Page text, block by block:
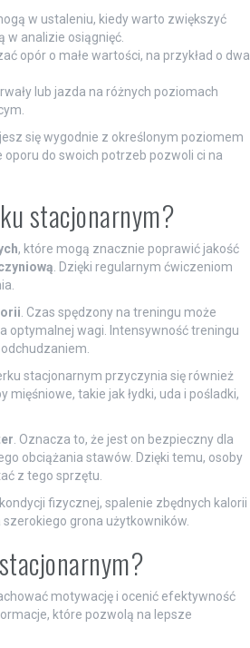
w ustaleniu, kiedy warto zwiększyć
analizie osiągnięć.
opór o małe wartości, na przykład o dwa
lub jazda na różnych poziomach
się wygodnie z określonym poziomem
do swoich potrzeb pozwoli ci na
stacjonarnym?
, które mogą znacznie poprawić jakość
. Dzięki regularnym ćwiczeniom
. Czas spędzony na treningu może
optymalnej wagi. Intensywność treningu
stacjonarnym przyczynia się również
mięśniowe, takie jak łydki, uda i pośladki,
. Oznacza to, że jest on bezpieczny dla
obciążania stawów. Dzięki temu, osoby
z tego sprzętu.
fizycznej, spalenie zbędnych kalorii
grona użytkowników.
motywację i ocenić efektywność
które pozwolą na lepsze